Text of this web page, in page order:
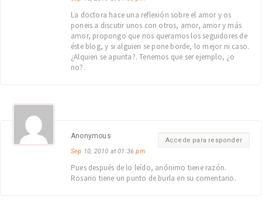
La doctora hace una reflexión sobre el amor y os
poneis a discutir unos con otros, amor, amor y más
amor, propongo que nos queramos los seguidores de
éste blog, y si alguien se pone borde, lo mejor ni caso.
¿Alquien se apunta?. Tenemos que ser ejemplo, ¿o
no?.
Accede para responder
Anonymous
Sep 10, 2010 at 01:36pm
Pues después de lo leído, anónimo tiene razón.
Rosario tiene un punto de burla en su comentario.